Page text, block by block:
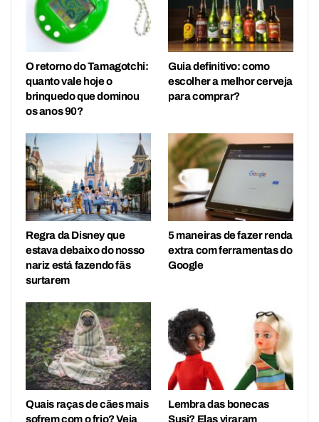
O retorno do Tamagotchi:
quanto vale hoje o
brinquedo que dominou
os anos 90?
Guia definitivo: como
escolher a melhor cerveja
para comprar?
Regra da Disney que
estava debaixo do nosso
nariz está fazendo fãs
surtarem
5 maneiras de fazer renda
extra com ferramentas do
Google
Quais raças de cães mais
sofrem com o frio? Veja
Lembra das bonecas
Susi? Elas viraram